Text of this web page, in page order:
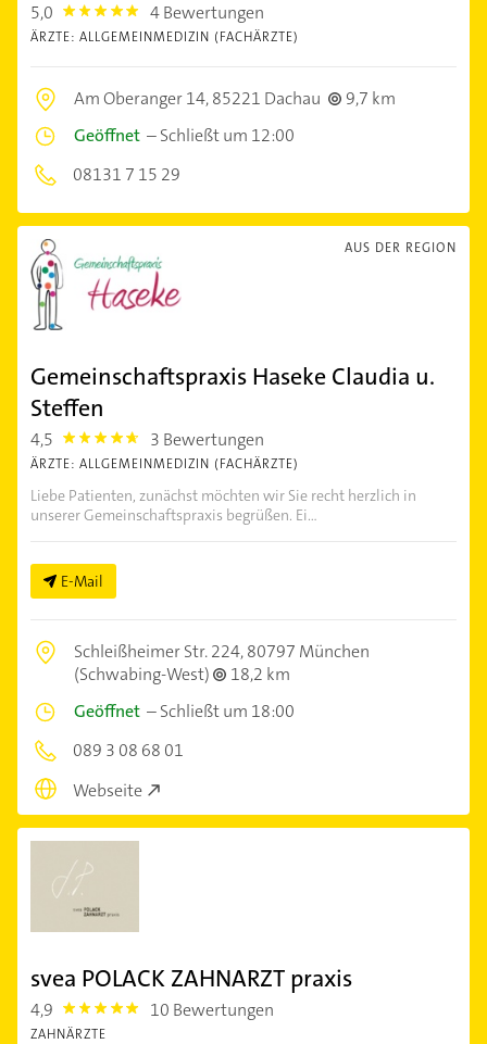
5,0 5.0 4 Bewertungen
ÄRZTE: ALLGEMEINMEDIZIN (FACHÄRZTE)
Am Oberanger 14,85221 Dachau
9,7 km
Geöffnet –Schließt um 12:00
08131 7 15 29
AUS DER REGION
Gemeinschaftspraxis Haseke Claudia u.
Steffen
4,5 4.5 3 Bewertungen
ÄRZTE: ALLGEMEINMEDIZIN (FACHÄRZTE)
Liebe Patienten, zunächst möchten wir Sie recht herzlich in
unserer Gemeinschaftspraxis begrüßen. Ei...
E-Mail
Schleißheimer Str. 224,80797 München
(Schwabing-West)
18,2 km
Geöffnet –Schließt um 18:00
089 3 08 68 01
Webseite
svea POLACK ZAHNARZT praxis
4,9 4.9 10 Bewertungen
ZAHNÄRZTE